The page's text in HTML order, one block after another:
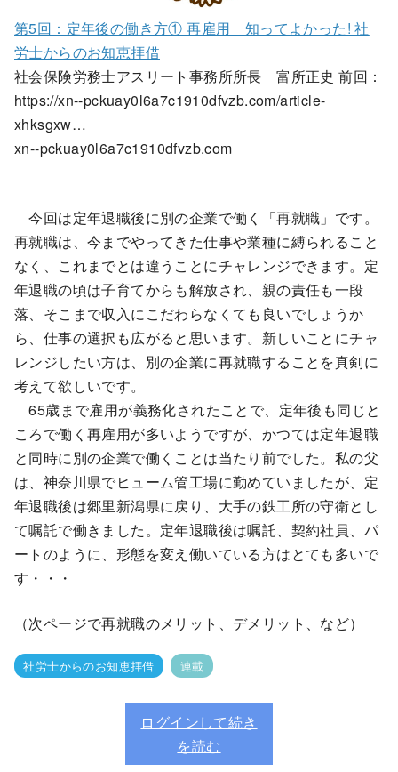
第5回：定年後の働き方① 再雇用 知ってよかった! 社
労士からのお知恵拝借
社会保険労務士アスリート事務所所長 富所正史 前回：
https://xn--pckuay0l6a7c1910dfvzb.com/article-
xhksgxw…
xn--pckuay0l6a7c1910dfvzb.com
今回は定年退職後に別の企業で働く「再就職」です。
再就職は、今までやってきた仕事や業種に縛られること
なく、これまでとは違うことにチャレンジできます。定
年退職の頃は子育てからも解放され、親の責任も一段
落、そこまで収入にこだわらなくても良いでしょうか
ら、仕事の選択も広がると思います。新しいことにチャ
レンジしたい方は、別の企業に再就職することを真剣に
考えて欲しいです。
65歳まで雇用が義務化されたことで、定年後も同じと
ころで働く再雇用が多いようですが、かつては定年退職
と同時に別の企業で働くことは当たり前でした。私の父
は、神奈川県でヒューム管工場に勤めていましたが、定
年退職後は郷里新潟県に戻り、大手の鉄工所の守衛とし
て嘱託で働きました。定年退職後は嘱託、契約社員、パ
ートのように、形態を変え働いている方はとても多いで
す・・・
（次ページで再就職のメリット、デメリット、など）
社労士からのお知恵拝借 連載
ログインして続き
を読む